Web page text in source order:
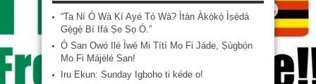
“Ta Ní Ó Wà Kí Ayé Tó Wà? Ìtàn Àkọ́kọ́ Ìṣẹ̀dá
Gẹ́gẹ́ Bí Ifá Ṣe Sọ Ó.”
Ó San Owó Ilé Ìwé Mi Títí Mo Fi Jáde, Ṣùgbọ́n
Mo Fi Májèlé San!
Iru Ekun: Sunday Igboho ti kéde o!